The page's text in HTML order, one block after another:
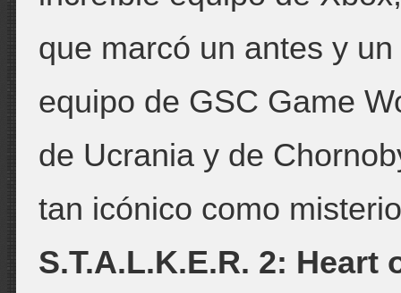
que marcó un antes y
equipo de GSC Game
de Ucrania y de
tan icónico como
S.T.A.L.K.E.R. 2: Heart